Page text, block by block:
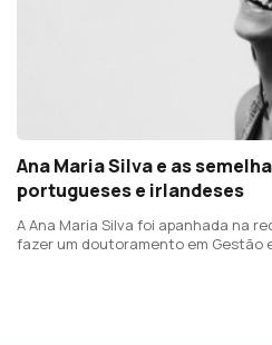
Ana Maria Silva e as
portugueses e irlandeses
A Ana Maria Silva foi apanhada na
fazer um doutoramento em Gestão